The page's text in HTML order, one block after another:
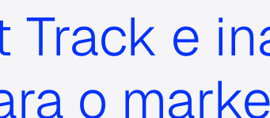
Track e
o